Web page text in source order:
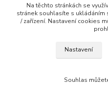
Modelling the Panther
bez DPH
Do košíku - Add
Na těchto stránkách se
stránek souhlasíte s ukládáním
/ zařízení. Nastavení cookies
Nastavení
Souhlas